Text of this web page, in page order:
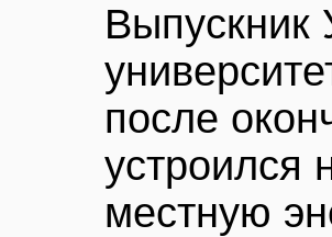
Выпускник
после
устроился
местную